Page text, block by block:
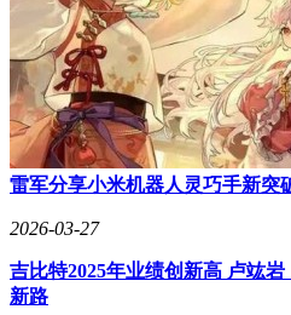
雷军分享小米机器人灵巧手新突
2026-03-27
吉比特2025年业绩创新高 卢竑
新路